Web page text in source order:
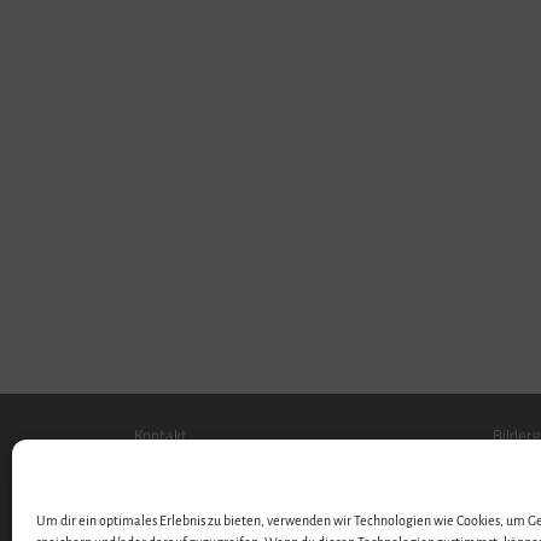
Um dir ein optimales Erlebnis zu bieten, verwenden wir Technologien wie Cookies, um
Kontakt